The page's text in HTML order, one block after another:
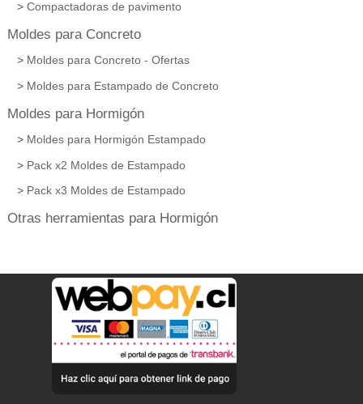
Compactadoras de pavimento
Moldes para Concreto
Moldes para Concreto - Ofertas
Moldes para Estampado de Concreto
Moldes para Hormigón
Moldes para Hormigón Estampado
Pack x2 Moldes de Estampado
Pack x3 Moldes de Estampado
Otras herramientas para Hormigón